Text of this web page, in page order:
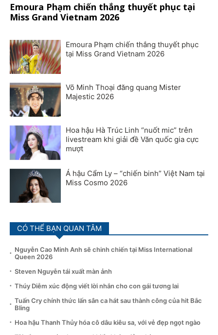
Emoura Phạm chiến thắng thuyết phục tại
Miss Grand Vietnam 2026
Emoura Phạm chiến thắng thuyết phục
tại Miss Grand Vietnam 2026
Võ Minh Thoại đăng quang Mister
Majestic 2026
Hoa hậu Hà Trúc Linh “nuốt mic” trên
livestream khi giải đề Văn quốc gia cực
mượt
Á hậu Cẩm Ly – “chiến binh” Việt Nam tại
Miss Cosmo 2026
CÓ THỂ BẠN QUAN TÂM
Nguyễn Cao Minh Anh sẽ chinh chiến tại Miss International
Queen 2026
Steven Nguyễn tái xuất màn ảnh
Thúy Diễm xúc động viết lời nhắn cho con gái tương lai
Tuấn Cry chính thức lấn sân ca hát sau thành công của hit Bắc
Bling
Hoa hậu Thanh Thủy hóa cô dâu kiêu sa, với vẻ đẹp ngọt ngào